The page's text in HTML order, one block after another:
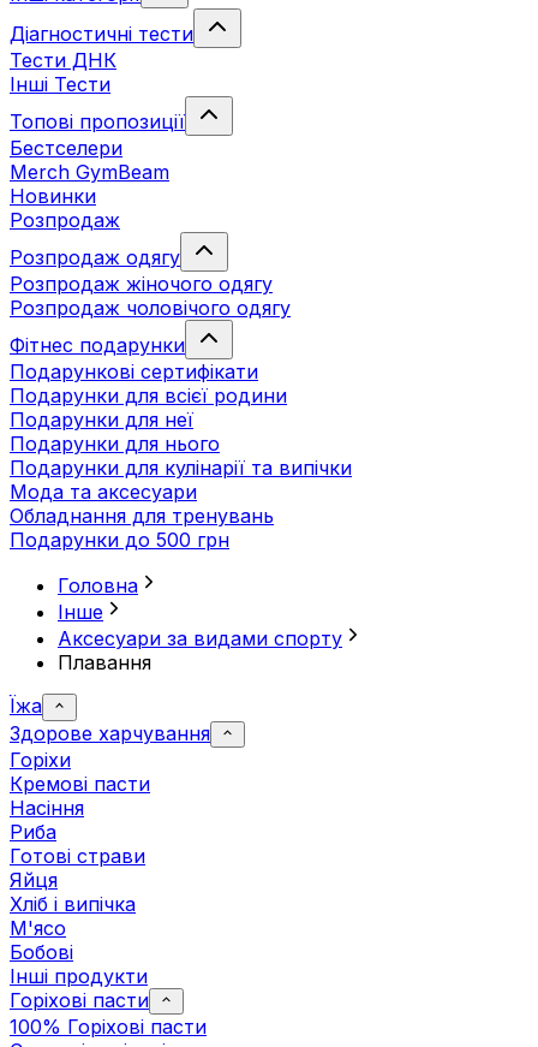
Діагностичні тести
Тести ДНК
Інші Тести
Топові пропозиції
Бестселери
Merch GymBeam
Новинки
Розпродаж
Розпродаж одягу
Розпродаж жіночого одягу
Розпродаж чоловічого одягу
Фітнес подарунки
Подарункові сертифікати
Подарунки для всієї родини
Подарунки для неї
Подарунки для нього
Подарунки для кулінарії та випічки
Мода та аксесуари
Обладнання для тренувань
Подарунки до 500 грн
Головна
Інше
Аксесуари за видами спорту
Плавання
Їжа
Здорове харчування
Горіхи
Кремові пасти
Насіння
Риба
Готові страви
Яйця
Хліб і випічка
М'ясо
Бобові
Інші продукти
Горіхові пасти
100% Горіхові пасти